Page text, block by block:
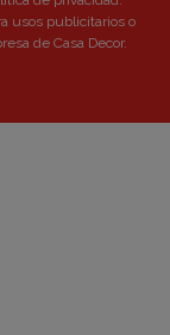
usos publicitarios o
de Casa Decor.